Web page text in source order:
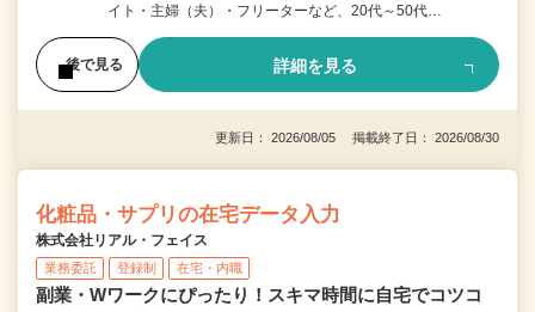
イト・主婦（夫）・フリーターなど、20代～50代…
後で見る 詳細を見る
更新日： 2026/08/05 掲載終了日： 2026/08/30
化粧品・サプリの在宅データ入力
株式会社リアル・フェイス
業務委託 登録制 在宅・内職
副業・Wワークにぴったり！スキマ時間に自宅でコツコ